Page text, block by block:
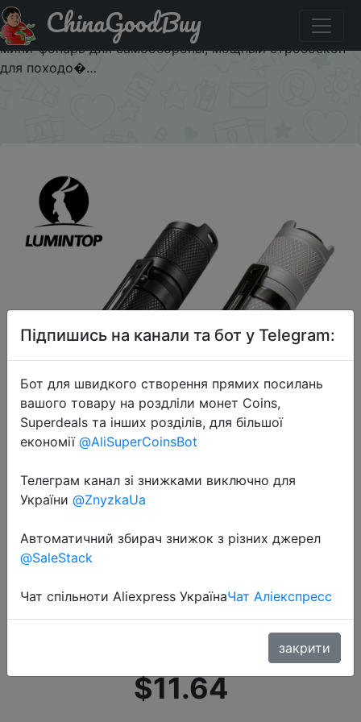
Придбати по знижці $1/1 Светодиодный фонарик для
повседневного использования, портативный уличный
мини-фонарь для самообороны, мощный стробоскоп
для походо�…
ChinaGoodBuy
2022-06-29
Светодиодный фонарик для
повседневного использования,
портативный уличный мини-
мощный стробоскоп для
$11.64
Підпишись на канали та бот у Telegram:
Бот для швидкого створення прямих посилань
вашого товару на роздліли монет Coins,
Superdeals та інших розділів, для більшої
економії @AliSuperCoinsBot
Телеграм канал зі знижками виключно для
України @ZnyzkaUa
Автоматичний збирач знижок з різних джерел
@SaleStack
Чат спільноти Aliexpress УкраїнаЧат Аліекспресс
закрити